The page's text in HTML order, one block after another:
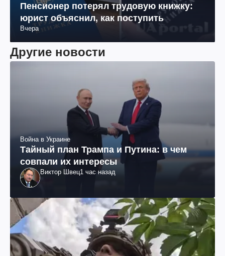
Пенсионер потерял трудовую книжку:
юрист объяснил, как поступить
Вчера
Другие новости
Война в Украине
Тайный план Трампа и Путина: в чем
совпали их интересы
Виктор Швец1 час назад